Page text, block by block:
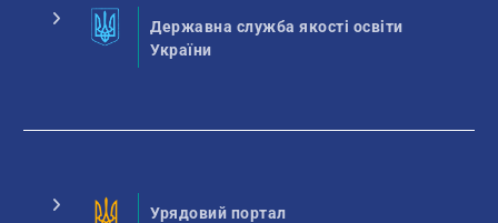
Державна служба якості освіти
України
Урядовий портал